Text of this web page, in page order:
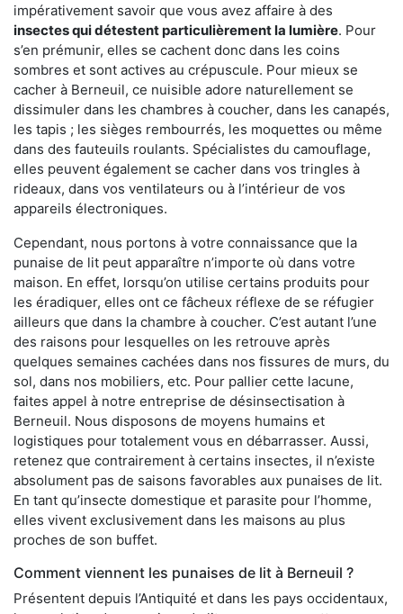
impérativement savoir que vous avez affaire à des
insectes qui détestent particulièrement la lumière. Pour
s’en prémunir, elles se cachent donc dans les coins
sombres et sont actives au crépuscule. Pour mieux se
cacher à Berneuil, ce nuisible adore naturellement se
dissimuler dans les chambres à coucher, dans les canapés,
les tapis ; les sièges rembourrés, les moquettes ou même
dans des fauteuils roulants. Spécialistes du camouflage,
elles peuvent également se cacher dans vos tringles à
rideaux, dans vos ventilateurs ou à l’intérieur de vos
appareils électroniques.
Cependant, nous portons à votre connaissance que la
punaise de lit peut apparaître n’importe où dans votre
maison. En effet, lorsqu’on utilise certains produits pour
les éradiquer, elles ont ce fâcheux réflexe de se réfugier
ailleurs que dans la chambre à coucher. C’est autant l’une
des raisons pour lesquelles on les retrouve après
quelques semaines cachées dans nos fissures de murs, du
sol, dans nos mobiliers, etc. Pour pallier cette lacune,
faites appel à notre entreprise de désinsectisation à
Berneuil. Nous disposons de moyens humains et
logistiques pour totalement vous en débarrasser. Aussi,
retenez que contrairement à certains insectes, il n’existe
absolument pas de saisons favorables aux punaises de lit.
En tant qu’insecte domestique et parasite pour l’homme,
elles vivent exclusivement dans les maisons au plus
proches de son buffet.
Comment viennent les punaises de lit à Berneuil ?
Présentent depuis l’Antiquité et dans les pays occidentaux,